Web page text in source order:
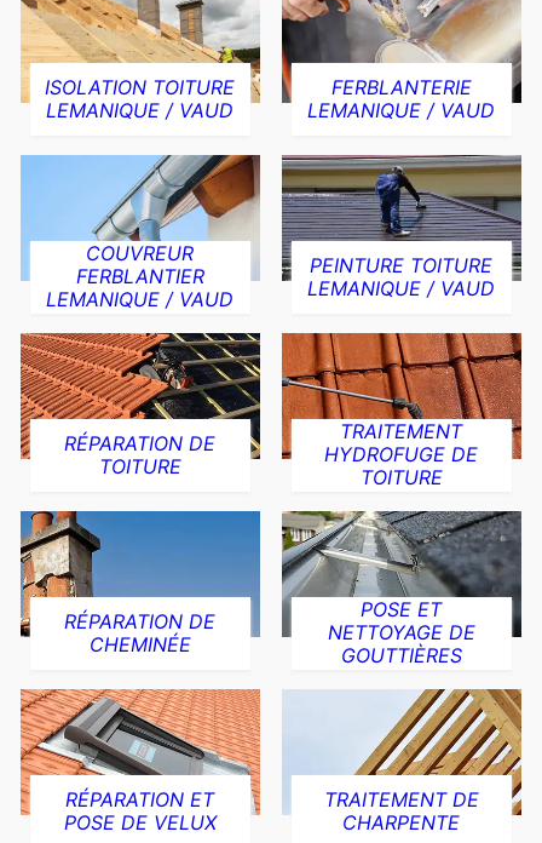
ISOLATION TOITURE
LEMANIQUE / VAUD
FERBLANTERIE
LEMANIQUE / VAUD
COUVREUR
FERBLANTIER
LEMANIQUE / VAUD
PEINTURE TOITURE
LEMANIQUE / VAUD
RÉPARATION DE
TOITURE
TRAITEMENT
HYDROFUGE DE
TOITURE
RÉPARATION DE
CHEMINÉE
POSE ET
NETTOYAGE DE
GOUTTIÈRES
RÉPARATION ET
POSE DE VELUX
TRAITEMENT DE
CHARPENTE